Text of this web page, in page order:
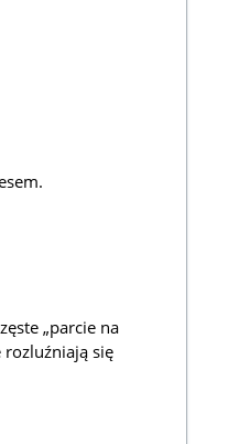
„parcie na
rozluźniają się